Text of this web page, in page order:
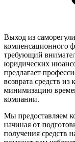
Выход из
компенсационного
требующий
юридических
предлагает
возврата средств
минимизацию
компании.
Мы предоставляем
начиная от
получения средств